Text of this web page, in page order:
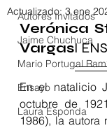
Autores Invitados
Jaime Chuchuca
Mario Portugal
Ensayo
Laura Esponda
Actualizado:3 ene
Verónica
VargasI
En el natalicio
octubre de
1986), la autora